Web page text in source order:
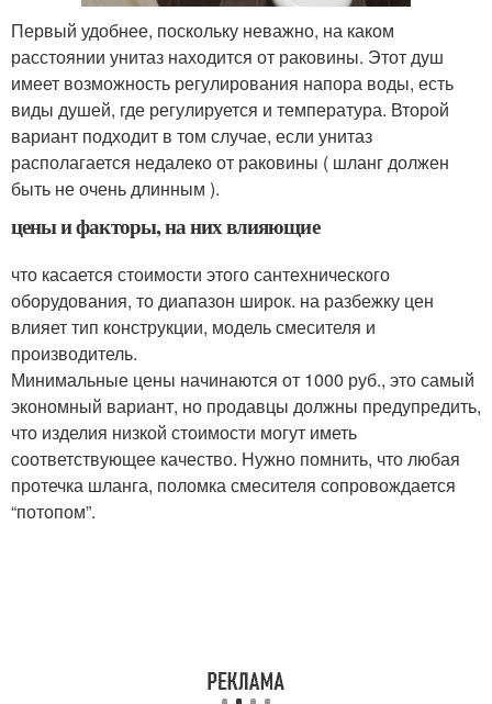
Первый удобнее, поскольку неважно, на каком
расстоянии унитаз находится от раковины. Этот душ
имеет возможность регулирования напора воды, есть
виды душей, где регулируется и температура. Второй
вариант подходит в том случае, если унитаз
располагается недалеко от раковины ( шланг должен
быть не очень длинным ).
цены и факторы, на них влияющие
что касается стоимости этого сантехнического
оборудования, то диапазон широк. на разбежку цен
влияет тип конструкции, модель смесителя и
производитель.
Минимальные цены начинаются от 1000 руб., это самый
экономный вариант, но продавцы должны предупредить,
что изделия низкой стоимости могут иметь
соответствующее качество. Нужно помнить, что любая
протечка шланга, поломка смесителя сопровождается
“потопом”.